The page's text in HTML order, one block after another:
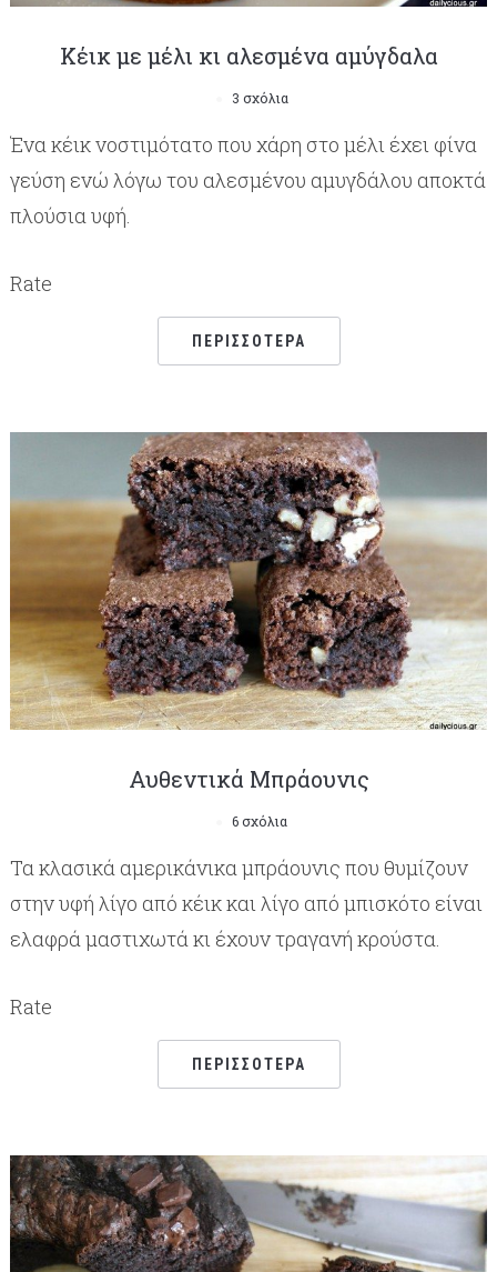
Κέικ με μέλι κι αλεσμένα αμύγδαλα
3 σχόλια
Ένα κέικ νοστιμότατο που χάρη στο μέλι έχει φίνα
γεύση ενώ λόγω του αλεσμένου αμυγδάλου αποκτά
πλούσια υφή.
Rate
ΠΕΡΙΣΣΌΤΕΡΑ
Αυθεντικά Μπράουνις
6 σχόλια
Τα κλασικά αμερικάνικα μπράουνις που θυμίζουν
στην υφή λίγο από κέικ και λίγο από μπισκότο είναι
ελαφρά μαστιχωτά κι έχουν τραγανή κρούστα.
Rate
ΠΕΡΙΣΣΌΤΕΡΑ